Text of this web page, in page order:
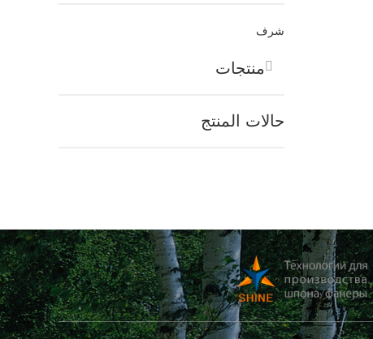
شرف
منتجات
حالات المنتج